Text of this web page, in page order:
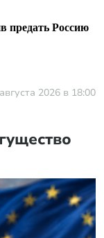
предать Россию
2026 в 18:00